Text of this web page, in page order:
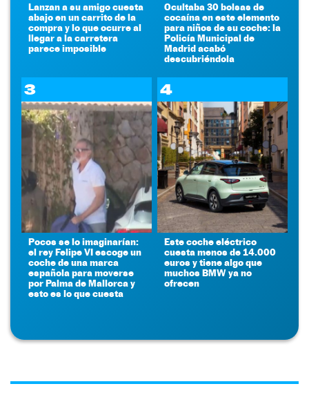
Lanzan a su amigo cuesta
abajo en un carrito de la
compra y lo que ocurre al
llegar a la carretera
parece imposible
Ocultaba 30 bolsas de
cocaína en este elemento
para niños de su coche: la
Policía Municipal de
Madrid acabó
descubriéndola
3
Pocos se lo imaginarían:
el rey Felipe VI escoge un
coche de una marca
española para moverse
por Palma de Mallorca y
esto es lo que cuesta
4
Este coche eléctrico
cuesta menos de 14.000
euros y tiene algo que
muchos BMW ya no
ofrecen